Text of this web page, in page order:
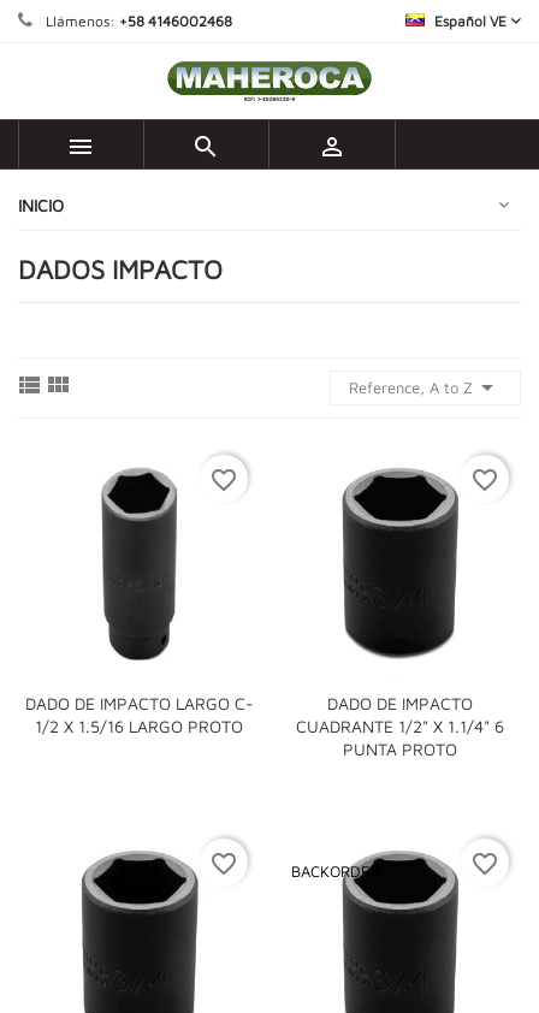
Llámenos: +58 4146002468 Español VE
  
INICIO
DADOS IMPACTO
  Reference, A to Z 
DADO DE IMPACTO LARGO C-
1/2 X 1.5/16 LARGO PROTO
favorite_border
DADO DE IMPACTO
CUADRANTE 1/2" X 1.1/4" 6
PUNTA PROTO
favorite_border
favorite_border BACKORDER favorite_border